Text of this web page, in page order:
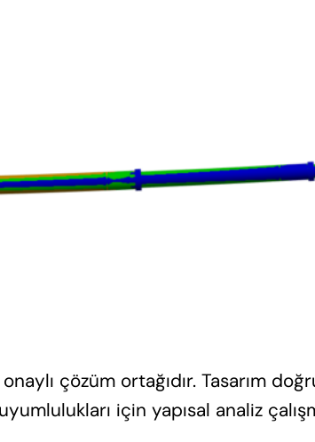
çözüm ortağıdır. Tasarım
için yapısal analiz